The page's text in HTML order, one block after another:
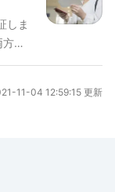
め
。
、効
しま
に
、誰
11-04 12:59:15 更新